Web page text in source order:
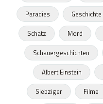
Paradies
Geschichte
Schatz
Mord
Schauergeschichten
Albert Einstein
Siebziger
Filme